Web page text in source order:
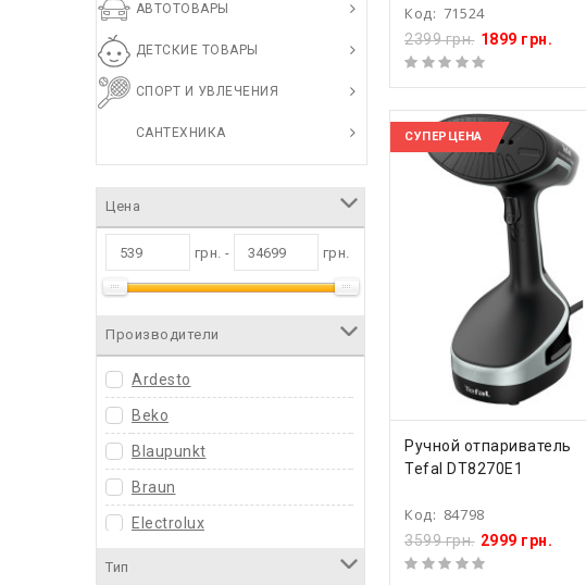
АВТОТОВАРЫ
ДЕТСКИЕ ТОВАРЫ
СПОРТ И УВЛЕЧЕНИЯ
САНТЕХНИКА
Цена
грн. - грн.
Производители
Ardesto
Beko
Blaupunkt
Braun
Electrolux
Тип
Код: 71524
2399 грн. 1899 грн.
СУПЕРЦЕНА
КУПИТЬ
Ручной отпариватель
Tefal DT8270E1
Код: 84798
3599 грн. 2999 грн.